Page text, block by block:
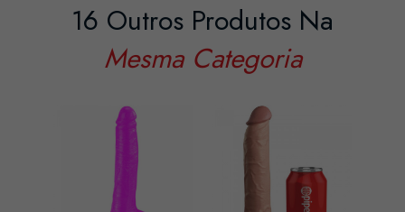
16 Outros Produtos Na
Mesma Categoria